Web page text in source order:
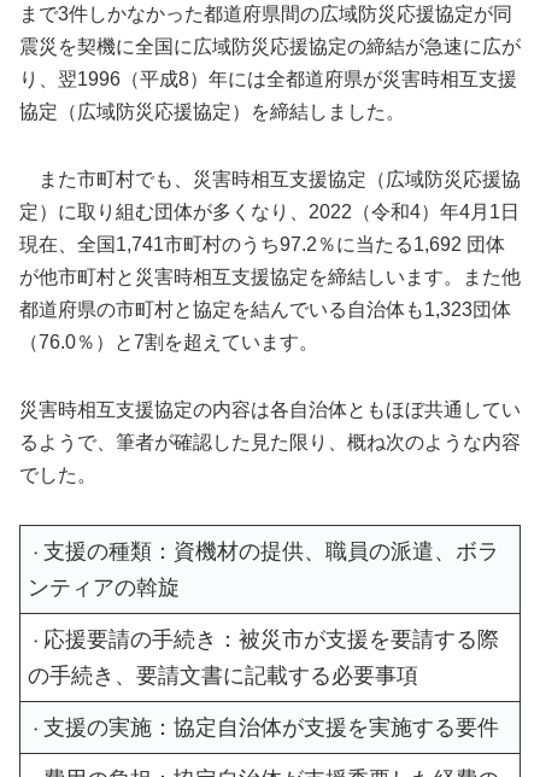
まで3件しかなかった都道府県間の広域防災応援協定が同
震災を契機に全国に広域防災応援協定の締結が急速に広が
り、翌1996（平成8）年には全都道府県が災害時相互支援
協定（広域防災応援協定）を締結しました。
また市町村でも、災害時相互支援協定（広域防災応援協
定）に取り組む団体が多くなり、2022（令和4）年4月1日
現在、全国1,741市町村のうち97.2％に当たる1,692 団体
が他市町村と災害時相互支援協定を締結しいます。また他
都道府県の市町村と協定を結んでいる自治体も1,323団体
（76.0％）と7割を超えています。
災害時相互支援協定の内容は各自治体ともほぼ共通してい
るようで、筆者が確認した見た限り、概ね次のような内容
でした。
・ 支援の種類：資機材の提供、職員の派遣、ボラ
ンティアの斡旋
・ 応援要請の手続き：被災市が支援を要請する際
の手続き、要請文書に記載する必要事項
・ 支援の実施：協定自治体が支援を実施する要件